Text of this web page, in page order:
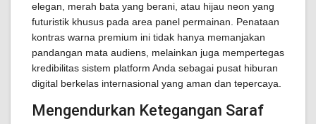
elegan, merah bata yang berani, atau hijau neon yang
futuristik khusus pada area panel permainan. Penataan
kontras warna premium ini tidak hanya memanjakan
pandangan mata audiens, melainkan juga mempertegas
kredibilitas sistem platform Anda sebagai pusat hiburan
digital berkelas internasional yang aman dan tepercaya.
Mengendurkan Ketegangan Saraf